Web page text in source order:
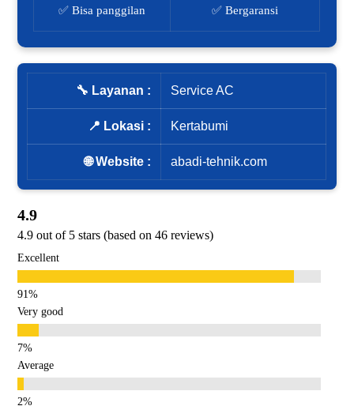
✅ Bisa panggilan ✅ Bergaransi
🔧 Layanan : Service AC
📍 Lokasi : Kertabumi
🌐 Website : abadi-tehnik.com
4.9
4.9 out of 5 stars (based on 46 reviews)
Excellent
Very good
Average